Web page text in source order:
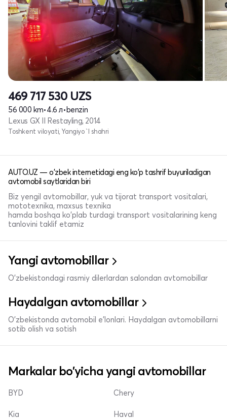
469 717 530 UZS
56 000 km•4.6 л•benzin
Lexus GX II Restayling, 2014
Toshkent viloyati, Yangiyo`l shahri
AUTO.UZ — o'zbek internetidagi eng ko'p tashrif buyuriladigan
avtomobil saytlaridan biri
Biz yengil avtomobillar, yuk va tijorat transport vositalari,
mototexnika, maxsus texnika
hamda boshqa ko'plab turdagi transport vositalarining keng
tanlovini taklif etamiz
Yangi avtomobillar
O'zbekistondagi rasmiy dilerlardan salondan avtomobillar
Haydalgan avtomobillar
O'zbekistonda avtomobil e’lonlari. Haydalgan avtomobillarni
sotib olish va sotish
Markalar bo'yicha yangi avtomobillar
BYD
Kia
Chery
Haval